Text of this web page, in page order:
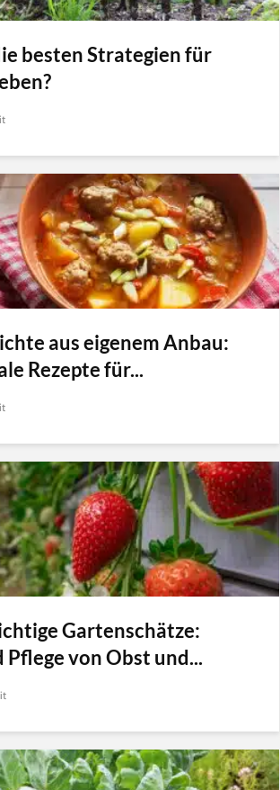
besten Strategien für
aus eigenem Anbau:
Rezepte für...
Gartenschätze:
Pflege von Obst und...